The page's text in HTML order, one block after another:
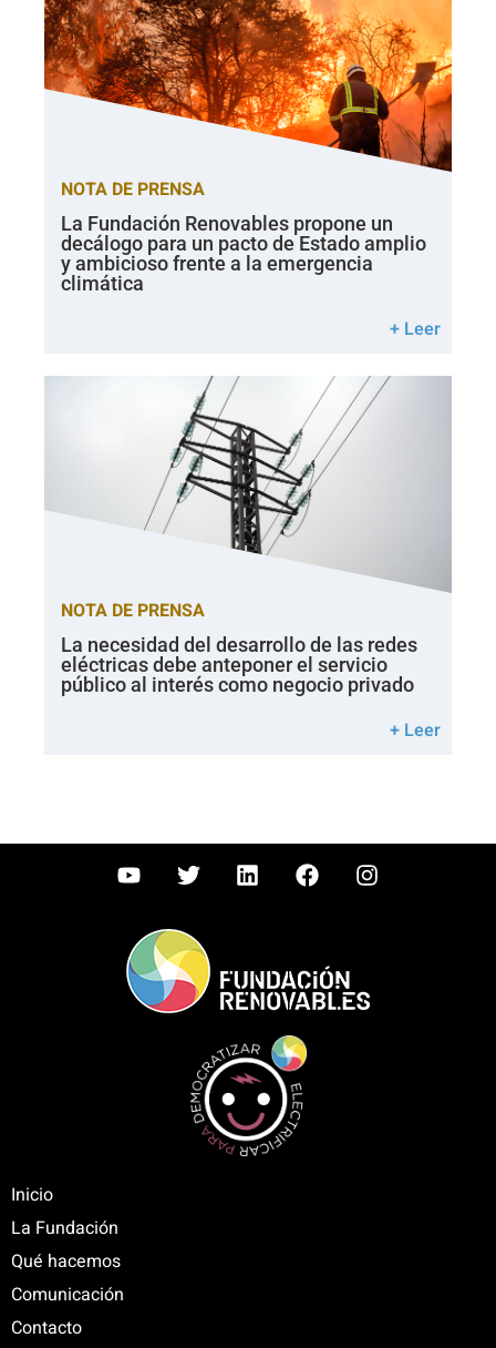
NOTA DE PRENSA
La Fundación Renovables propone un
decálogo para un pacto de Estado amplio
y ambicioso frente a la emergencia
climática
+ Leer
NOTA DE PRENSA
La necesidad del desarrollo de las redes
eléctricas debe anteponer el servicio
público al interés como negocio privado
+ Leer
Inicio
La Fundación
Qué hacemos
Comunicación
Contacto